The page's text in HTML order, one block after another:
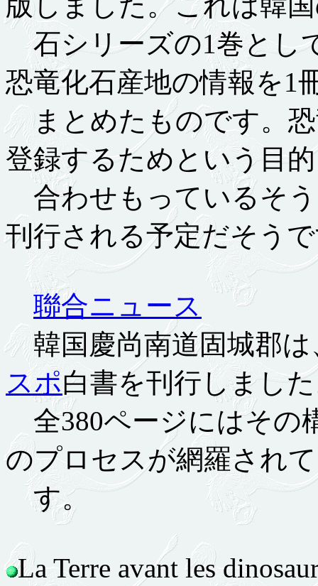
石シリーズの1巻とし
恐竜化石産地の情報を1
まとめたものです。恐
登録するためという目
合わせもっているそ
刊行される予定だそう
聯合ニュース
韓国慶尚南道固城郡は
スポ白書を刊行しまし
全380ページにはその
のプロセスが網羅され
す。
La Terre avant les